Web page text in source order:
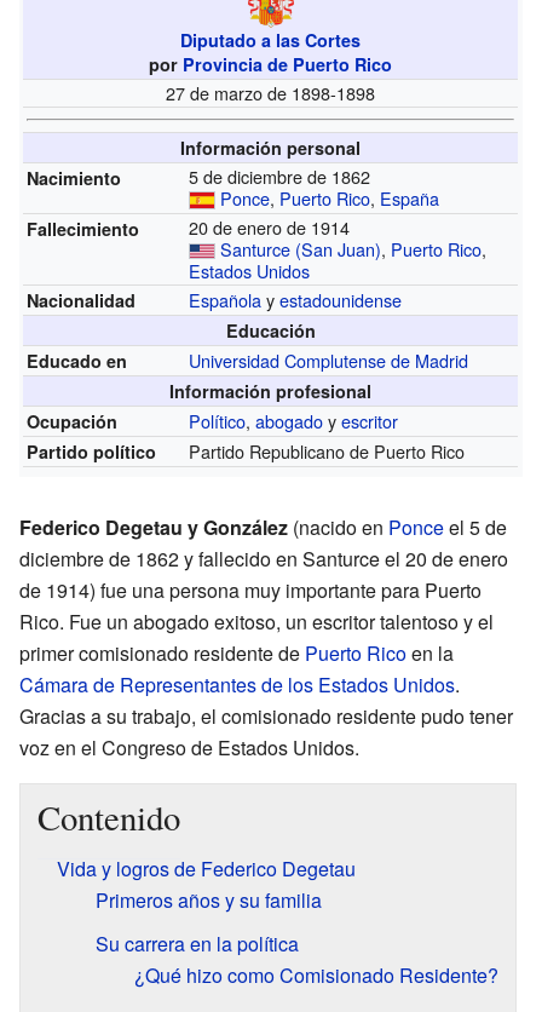
Diputado a las Cortes
por Provincia de Puerto Rico
27 de marzo de 1898-1898
Información personal
Nacimiento
5 de diciembre de 1862
Ponce, Puerto Rico, España
Fallecimiento
20 de enero de 1914
Santurce (San Juan), Puerto Rico,
Estados Unidos
Nacionalidad Españolayestadounidense
Educación
Educado en
Universidad Complutense de Madrid
Información profesional
Ocupación
Político,abogadoyescritor
Partido político Partido Republicano de Puerto Rico
Federico Degetau y González (nacido en Ponceel 5 de
diciembre de 1862 y fallecido en Santurce el 20 de enero
de 1914) fue una persona muy importante para Puerto
Rico. Fue un abogado exitoso, un escritor talentoso y el
primer comisionado residente de Puerto Ricoen la
Cámara de Representantes de los Estados Unidos.
Gracias a su trabajo, el comisionado residente pudo tener
voz en el Congreso de Estados Unidos.
Contenido
Vida y logros de Federico Degetau
Primeros años y su familia
Su carrera en la política
¿Qué hizo como Comisionado Residente?